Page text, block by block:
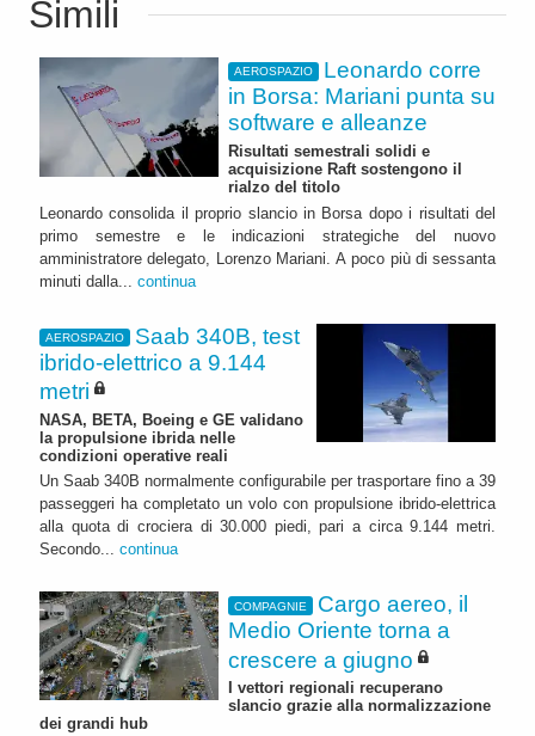
Simili
AEROSPAZIO
Leonardo corre
in Borsa: Mariani punta su
software e alleanze
Risultati semestrali solidi e
acquisizione Raft sostengono il
rialzo del titolo
Leonardo consolida il proprio slancio in Borsa dopo i risultati del
primo semestre e le indicazioni strategiche del nuovo
amministratore delegato, Lorenzo Mariani. A poco più di sessanta
minuti dalla... continua
AEROSPAZIO
Saab 340B, test
ibrido-elettrico a 9.144
metri
NASA, BETA, Boeing e GE validano
la propulsione ibrida nelle
condizioni operative reali
Un Saab 340B normalmente configurabile per trasportare fino a 39
passeggeri ha completato un volo con propulsione ibrido-elettrica
alla quota di crociera di 30.000 piedi, pari a circa 9.144 metri.
Secondo... continua
COMPAGNIE
Cargo aereo, il
Medio Oriente torna a
crescere a giugno
I vettori regionali recuperano
slancio grazie alla normalizzazione
dei grandi hub